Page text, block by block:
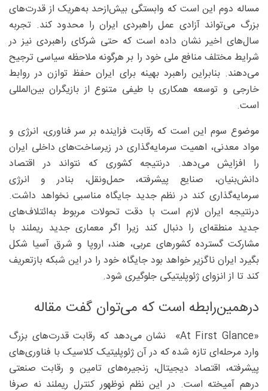
مساله دوم این است که وابستگی بیش‌ازحد به‌هریک از قدرت‌های
بزرگ می‌تواند آزادی عمل راهبردی ایران را محدود کند. تجربه
سال‌های اخیر نشان داده است که حتی شرکای راهبردی نیز در
شرایط مختلف منافع ملی خود را بر هرگونه ملاحظه سیاسی ترجیح
می‌دهند. بنابراین راهبرد بهینه برای ایران حفظ توازن در روابط
خارجی و توسعه همکاری با طیفی متنوع از بازیگران بین‌المللی
است.
موضوع سوم این است که رقابت فزاینده بر سر فناوری، انرژی و
مواد معدنی، اهمیت سرمایه‌گذاری در زیرساخت‌های داخلی ایران
را افزایش می‌دهد. درنتیجه کشوری که نتواند در اقتصاد
دانش‌بنیان، صنایع پیشرفته، حمل‌ونقل، بنادر و انرژی
سرمایه‌گذاری کند در نظم جدید جایگاه مناسبی نخواهد داشت.
درنتیجه ایران لازم است با دقت تحولات مربوط به‌ائتلاف‌های
جدید منطقه‌ای را دنبال کند زیرا اگر معماری جدید ریملند با
مشارکت گسترده کشورهای عربی، هند، اروپا و شرق آسیا شکل
بگیرد ایران ناگزیر خواهد بود جایگاه خود را در این شبکه بازتعریف
کند تا از انزوای ژئوپلیتیکی جلوگیری شود.
درهمین‌رابطه است که می‌توان گفت مقاله‌
«At First Glance» نشان می‌دهد که رقابت قدرت‌های بزرگ
وارد مرحله‌ای تازه شده که در آن ژئوپلیتیک کلاسیک با فناوری‌های
پیشرفته، اقتصاد دیجیتال، زنجیره‌های تامین و رقابت صنعتی
درهم آمیخته است. در این نظم نوظهور کنترل ریملند نه صرفا